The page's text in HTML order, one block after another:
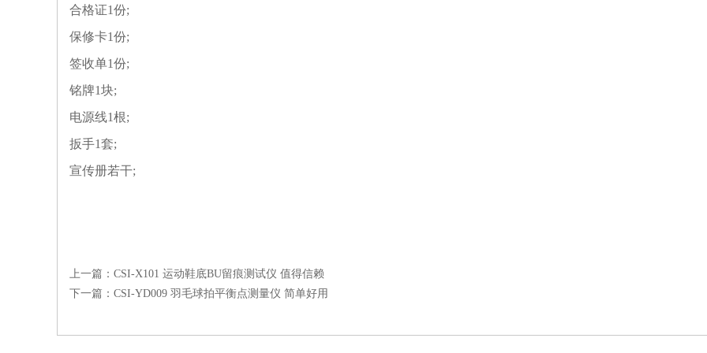
合格证1份;
保修卡1份;
签收单1份;
铭牌1块;
电源线1根;
扳手1套;
宣传册若干;
上一篇： CSI-X101 运动鞋底BU留痕测试仪 值得信赖
下一篇： CSI-YD009 羽毛球拍平衡点测量仪 简单好用